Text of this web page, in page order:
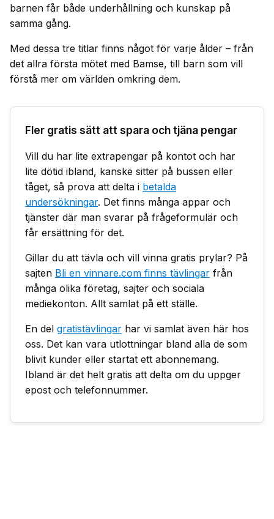
barnen får både underhållning och kunskap på
samma gång.
Med dessa tre titlar finns något för varje ålder – från
det allra första mötet med Bamse, till barn som vill
förstå mer om världen omkring dem.
Fler gratis sätt att spara och tjäna pengar
Vill du har lite extrapengar på kontot och har
lite dötid ibland, kanske sitter på bussen eller
tåget, så prova att delta i betalda
undersökningar. Det finns många appar och
tjänster där man svarar på frågeformulär och
får ersättning för det.
Gillar du att tävla och vill vinna gratis prylar? På
sajten Bli en vinnare.com finns tävlingar från
många olika företag, sajter och sociala
mediekonton. Allt samlat på ett ställe.
En del gratistävlingar har vi samlat även här hos
oss. Det kan vara utlottningar bland alla de som
blivit kunder eller startat ett abonnemang.
Ibland är det helt gratis att delta om du uppger
epost och telefonnummer.